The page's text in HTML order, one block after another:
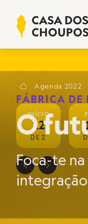
INÍCIO
12
DEZ
D E
FÁBRICA DE
O
Foca-te
? Agenda 2022